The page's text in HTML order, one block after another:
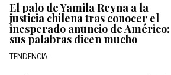
El palo de Yamila Reyna a la
justicia chilena tras conocer el
inesperado anuncio de Américo:
sus palabras dicen mucho
TENDENCIA